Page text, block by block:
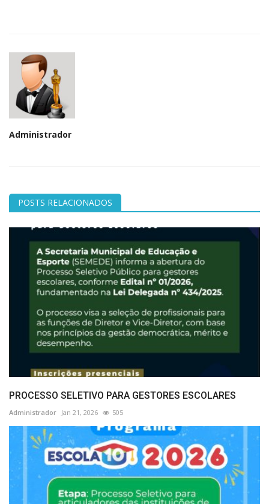
Administrador
POSTS RELACIONADOS
PROCESSO SELETIVO PARA GESTORES ESCOLARES
Administrador Jan 21, 2026 505